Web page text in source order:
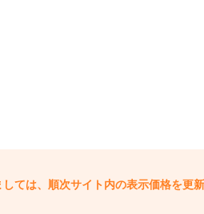
ては、順次サイト内の表示価格を更新